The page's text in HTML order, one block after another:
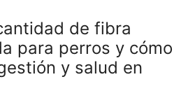
de fibra
para perros y cómo
y salud en